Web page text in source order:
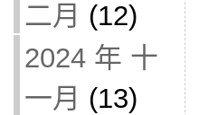
二月 (12)
2024 年 十
一月 (13)